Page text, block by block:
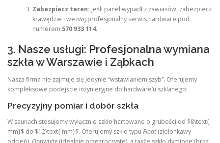
Zabezpiecz teren: Jeśli panel wypadł z zawiasów, zabezpiecz
krawędzie i wezwij profesjonalny serwis hardware pod
numerem 570 933 114.
3. Nasze usługi: Profesjonalna wymiana
szkła w Warszawie i Ząbkach
Nasza firma nie zajmuje się jedynie “wstawianiem szyb”. Oferujemy
kompleksowe podejście inżynieryjne do hardware’u szklanego:
Precyzyjny pomiar i dobór szkła
W saunach stosujemy wyłącznie szkło hartowane o grubości od $8\text{
mm}$ do $12\text{ mm}$. Oferujemy szkło typu Float(zielonkawy
odcień), Optiwhite (idealnie przezroczyste), a także szkło dymione (brąz,